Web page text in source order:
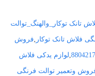
تانک توکار_والهنگ_توالت
فلاش تانک توکار ,فروش
,لوازم یدکی فلاش
وتعمیر توالت فرنگی